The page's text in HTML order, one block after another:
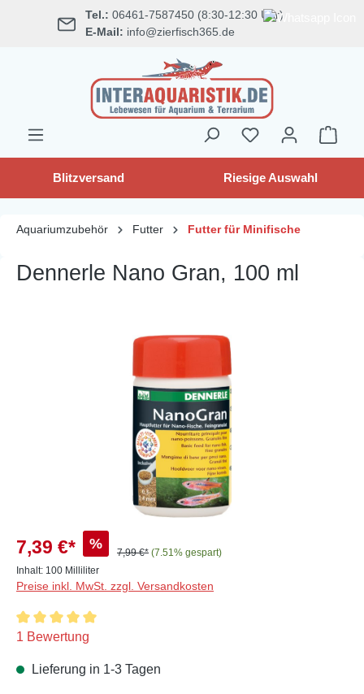
springen Tel.: 06461-7587450 (8:30-12:30 Uhr)
E-Mail: info@zierfisch365.de
Blitzversand Riesige Auswahl
Aquariumzubehör Futter Futter für Minifische
Dennerle Nano Gran, 100 ml
Bildergalerie überspringen
7,39 €* %
7,99 €* (7.51% gespart)
Inhalt: 100 Milliliter
Preise inkl. MwSt. zzgl. Versandkosten
Durchschnittliche Bewertung von 5 von 5 Sternen
1 Bewertung
Lieferung in 1-3 Tagen